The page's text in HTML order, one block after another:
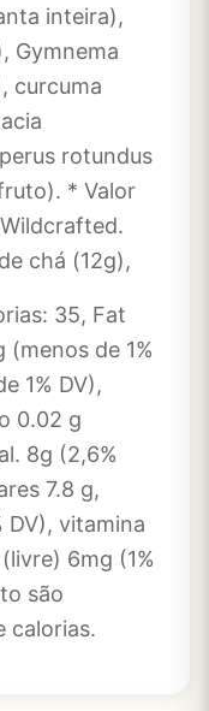
inteira),
Gymnema
curcuma
rotundus
* Valor
chá (12g),
35, Fat
de 1%
1% DV),
0.02 g
8g (2,6%
7.8 g,
DV), vitamina
6mg (1%
são
calorias.